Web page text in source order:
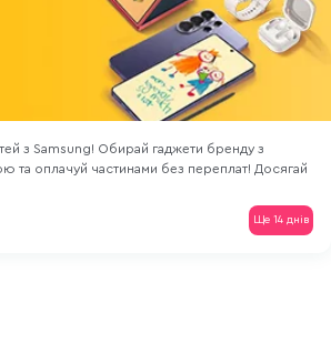
з Samsung! Обирай гаджети бренду з
та оплачуй частинами без переплат! Досягай
Ще 14 днів